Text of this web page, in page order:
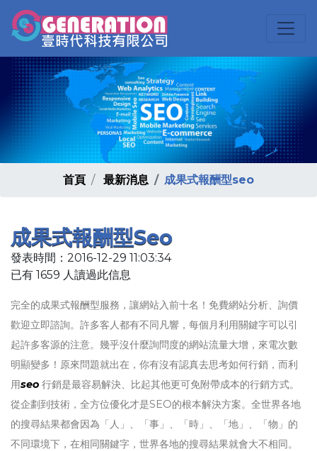
首頁 最新消息 成果式報酬型seo
成果式報酬型seo
發表時間：2016-12-29 11:03:34
已有 1659 人讀過此信息
完全的成果式報酬型服務，讓網站入前十名！免費網站分析、詢價
歡迎立即諮詢。許多客人都有不同凡響，每個月利用關鍵字可以引
起許多客源的注意。幾乎沒什麼詢問度的網站流量大增，來電次數
明顯變多！原來問題就出在，你有沒有認真去思考如何行銷，而利
用seo 行銷是最容易解決、比起其他更可免附帶成本的行銷方式。
從企劃到技術，全方位優化才是SEO的根本解決方案。全世界各地
的搜尋結果都會因為「人」、「事」、「時」、「地」、「物」的
不同環境下，在相同關鍵字，世界各地的搜尋結果就會大不相同。